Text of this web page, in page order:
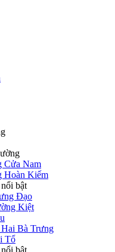
Cửa Nam
Hoàn Kiếm
bật
Đạo
Kiệt
Bà Trưng
Tổ
bật